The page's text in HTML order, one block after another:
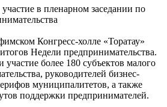
в пленарном заседании по
Конгресс-холле «Торатау»
Недели предпринимательства.
более 180 субъектов малого
руководителей бизнес-
муниципалитетов, а также
поддержки предпринимателей.